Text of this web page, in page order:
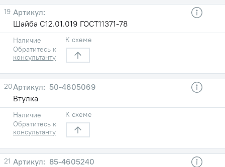
19
Шайба С12.01.019 ГОСТ11371-78
Наличие
Обратитесь к
консультанту
К схеме
20
50-4605069
Втулка
Наличие
Обратитесь к
консультанту
К схеме
21
85-4605240